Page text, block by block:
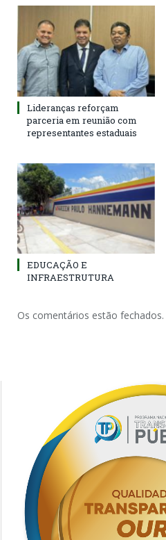
Lideranças reforçam
parceria em reunião com
representantes estaduais
EDUCAÇÃO E
INFRAESTRUTURA
Os comentários estão fechados.